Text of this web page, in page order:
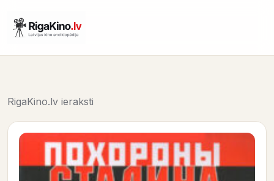
RigaKino.lv ieraksti